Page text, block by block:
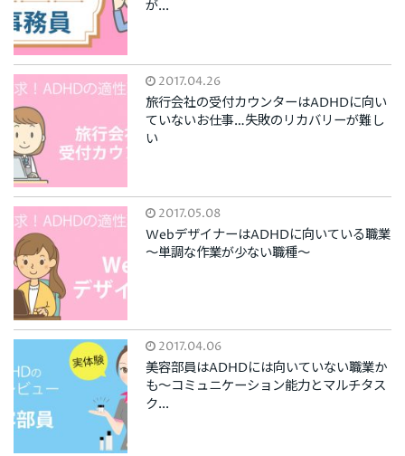
が...
2017.04.26
旅行会社の受付カウンターはADHDに向い
ていないお仕事…失敗のリカバリーが難し
い
2017.05.08
WebデザイナーはADHDに向いている職業
～単調な作業が少ない職種～
2017.04.06
美容部員はADHDには向いていない職業か
も～コミュニケーション能力とマルチタス
ク...